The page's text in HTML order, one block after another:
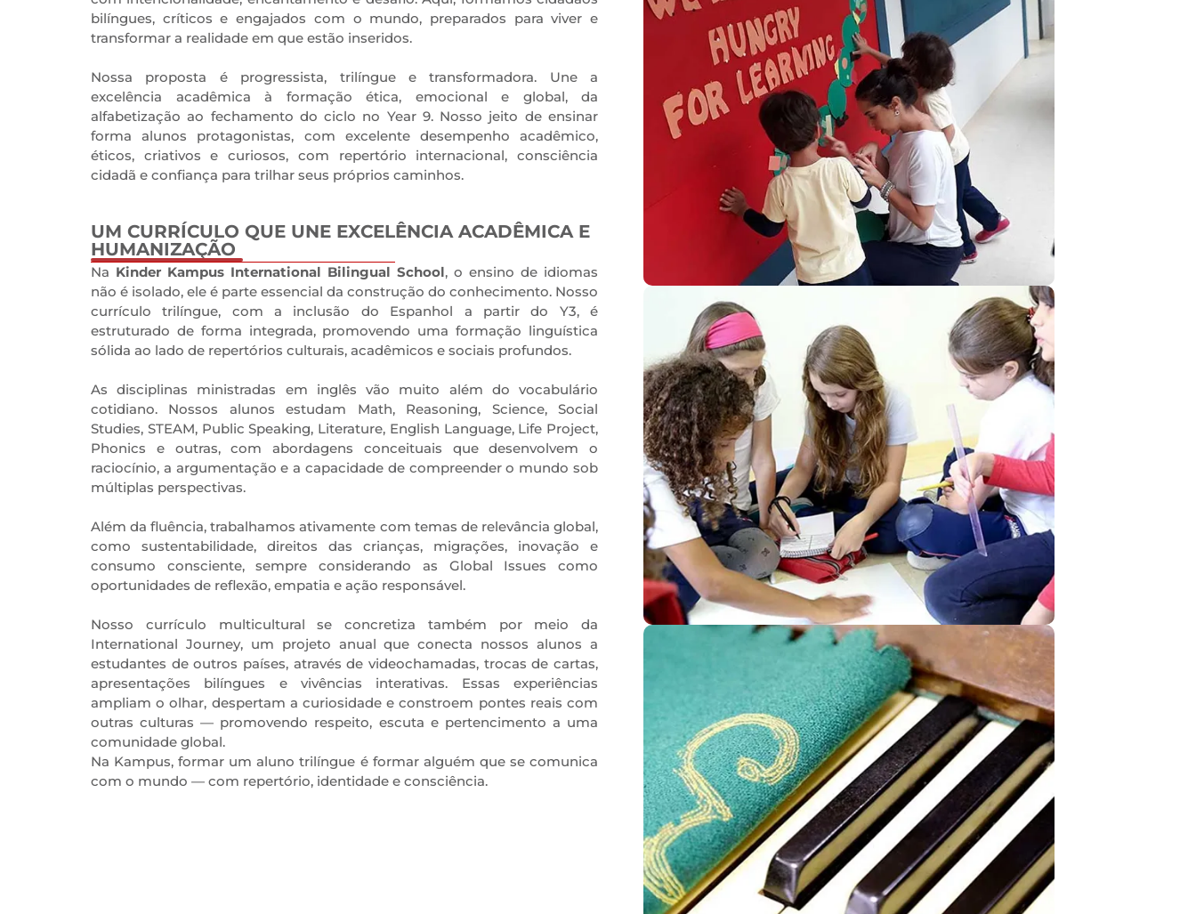
bilíngues, críticos e engajados com o mundo, preparados para viver e
transformar a realidade em que estão inseridos.
Nossa proposta é progressista, trilíngue e transformadora. Une a
excelência acadêmica à formação ética, emocional e global, da
alfabetização ao fechamento do ciclo no Year 9. Nosso jeito de ensinar
forma alunos protagonistas, com excelente desempenho acadêmico,
éticos, criativos e curiosos, com repertório internacional, consciência
cidadã e confiança para trilhar seus próprios caminhos.
UM CURRÍCULO QUE UNE EXCELÊNCIA ACADÊMICA E
HUMANIZAÇÃO
0
Na Kinder Kampus International Bilingual School, o ensino de idiomas
não é isolado, ele é parte essencial da construção do conhecimento. Nosso
currículo trilíngue, com a inclusão do Espanhol a partir do Y3, é
estruturado de forma integrada, promovendo uma formação linguística
sólida ao lado de repertórios culturais, acadêmicos e sociais profundos.
As disciplinas ministradas em inglês vão muito além do vocabulário
cotidiano. Nossos alunos estudam Math, Reasoning, Science, Social
Studies, STEAM, Public Speaking, Literature, English Language, Life Project,
Phonics e outras, com abordagens conceituais que desenvolvem o
raciocínio, a argumentação e a capacidade de compreender o mundo sob
múltiplas perspectivas.
Além da fluência, trabalhamos ativamente com temas de relevância global,
como sustentabilidade, direitos das crianças, migrações, inovação e
consumo consciente, sempre considerando as Global Issues como
oportunidades de reflexão, empatia e ação responsável.
Nosso currículo multicultural se concretiza também por meio da
International Journey, um projeto anual que conecta nossos alunos a
estudantes de outros países, através de videochamadas, trocas de cartas,
apresentações bilíngues e vivências interativas. Essas experiências
ampliam o olhar, despertam a curiosidade e constroem pontes reais com
outras culturas — promovendo respeito, escuta e pertencimento a uma
comunidade global.
Na Kampus, formar um aluno trilíngue é formar alguém que se comunica
com o mundo — com repertório, identidade e consciência.